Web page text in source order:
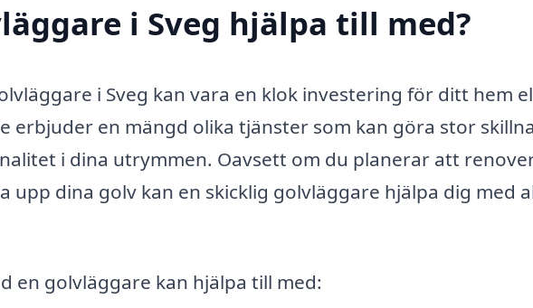
i Sveg hjälpa till med?
i Sveg kan vara en klok investering för ditt hem
erbjuder en mängd olika tjänster som kan göra stor
i dina utrymmen. Oavsett om du planerar att
upp dina golv kan en skicklig golvläggare hjälpa dig med
en golvläggare kan hjälpa till med: